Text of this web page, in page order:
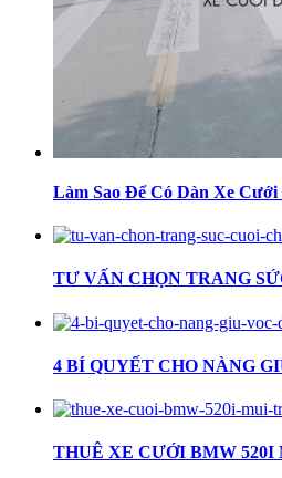
Làm Sao Để Có Dàn Xe
TƯ VẤN CHỌN TRANG
4 BÍ QUYẾT CHO NÀNG
THUÊ XE CƯỚI BMW